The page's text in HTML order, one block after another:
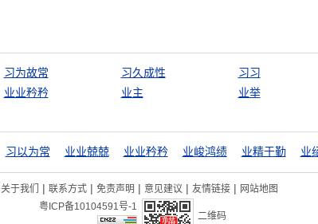
习为故常 习久成性
习习
业业矜矜 业主 业举
习以为常 业业兢兢 业业矜矜 业峻鸿绩 业精于勤 业
关于我们 | 联系方式 | 免责声明 | 意见建议 | 友情链接 | 网站地图
粤ICP备10104591号-1
二维码